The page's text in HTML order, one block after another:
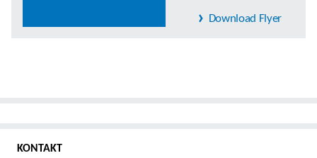
Download Flyer
KONTAKT